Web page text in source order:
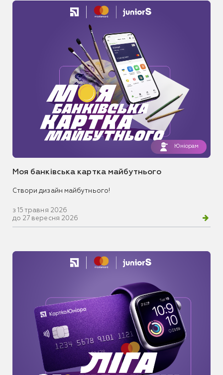
Юніорам
Моя банківська картка майбутнього
Створи дизайн майбутнього!
з 15 травня 2026
до 27 вересня 2026